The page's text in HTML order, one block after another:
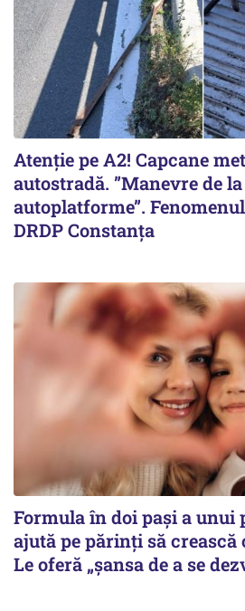
Atenție pe A2! Capcane
autostradă. ”Manevre de
autoplatforme”.
DRDP Constanța
Formula în doi pași a unui
ajută pe părinți să
Le oferă „șansa de a se